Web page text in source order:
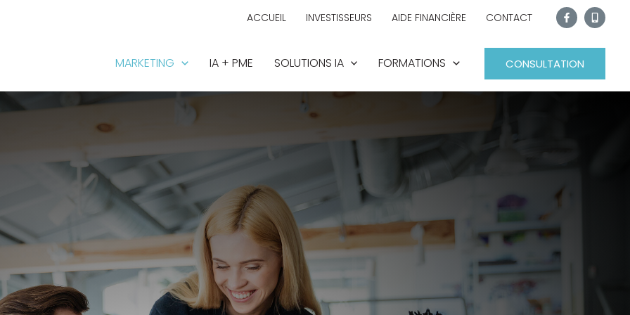
ACCUEIL INVESTISSEURS AIDE FINANCIÈRE CONTACT
MARKETING IA + PME SOLUTIONS IA FORMATIONS CONSULTATION